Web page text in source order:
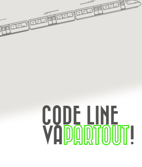
CODE LINE
VAPARTOUT!